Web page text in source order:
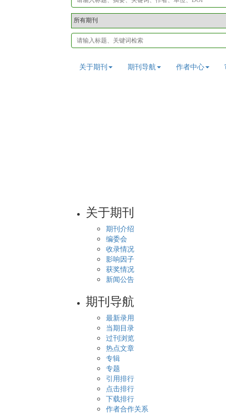
关于期刊 期刊导航 作者中心
关于期刊
期刊介绍
编委会
收录情况
影响因子
获奖情况
新闻公告
期刊导航
最新录用
当期目录
过刊浏览
热点文章
专辑
专题
引用排行
点击排行
下载排行
作者合作关系